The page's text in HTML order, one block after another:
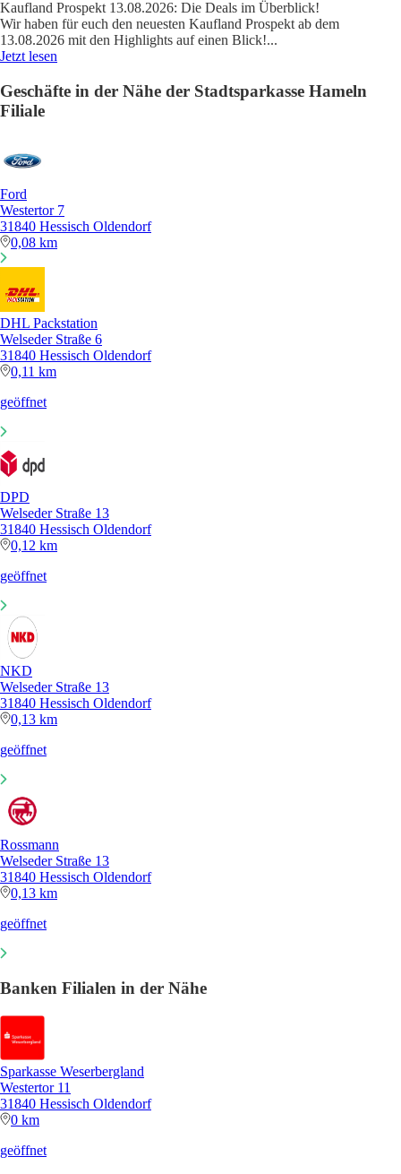
Kaufland Prospekt 13.08.2026: Die Deals im Überblick!
Wir haben für euch den neuesten Kaufland Prospekt ab dem
13.08.2026 mit den Highlights auf einen Blick!...
Jetzt lesen
Geschäfte in der Nähe der Stadtsparkasse Hameln
Filiale
Ford
Westertor 7
31840 Hessisch Oldendorf
0,08 km
DHL Packstation
Welseder Straße 6
31840 Hessisch Oldendorf
0,11 km
geöffnet
DPD
Welseder Straße 13
31840 Hessisch Oldendorf
0,12 km
geöffnet
NKD
Welseder Straße 13
31840 Hessisch Oldendorf
0,13 km
geöffnet
Rossmann
Welseder Straße 13
31840 Hessisch Oldendorf
0,13 km
geöffnet
Banken Filialen in der Nähe
Sparkasse Weserbergland
Westertor 11
31840 Hessisch Oldendorf
0 km
geöffnet